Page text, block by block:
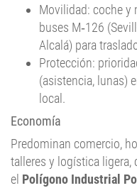
Movilidad: coche y
buses M‑126
Alcalá) para
Protección:
(asistencia, lunas)
local.
Economía
Predominan comercio,
talleres y logística ligera,
el Polígono Industrial